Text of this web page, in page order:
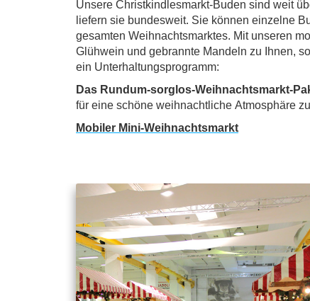
Unsere Christkindlesmarkt-Buden sind weit
liefern sie bundesweit. Sie können einzelne
gesamten Weihnachtsmarktes. Mit unseren
Glühwein und gebrannte Mandeln zu Ihnen,
ein Unterhaltungsprogramm:
Das Rundum-sorglos-Weihnachtsmarkt-
für eine schöne weihnacht­liche Atmosphäre
Mobiler Mini-Weihnachtsmarkt
Vorhergehendes